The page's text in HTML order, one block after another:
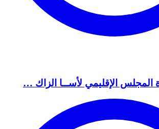
المجلس الإقليمي لأســا الزاك …